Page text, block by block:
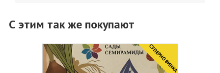
С этим так же покупают
CУПЕРНОВИНКА